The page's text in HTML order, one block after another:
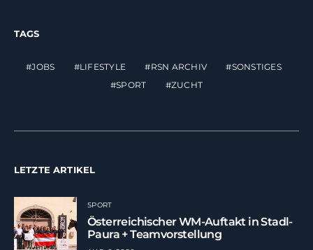
TAGS
JOBS LIFESTYLE RSN ARCHIV
SONSTIGES
SPORT
ZUCHT
LETZTE ARTIKEL
SPORT
Österreichischer WM-Auftakt in Stadl-
Paura + Teamvorstellung